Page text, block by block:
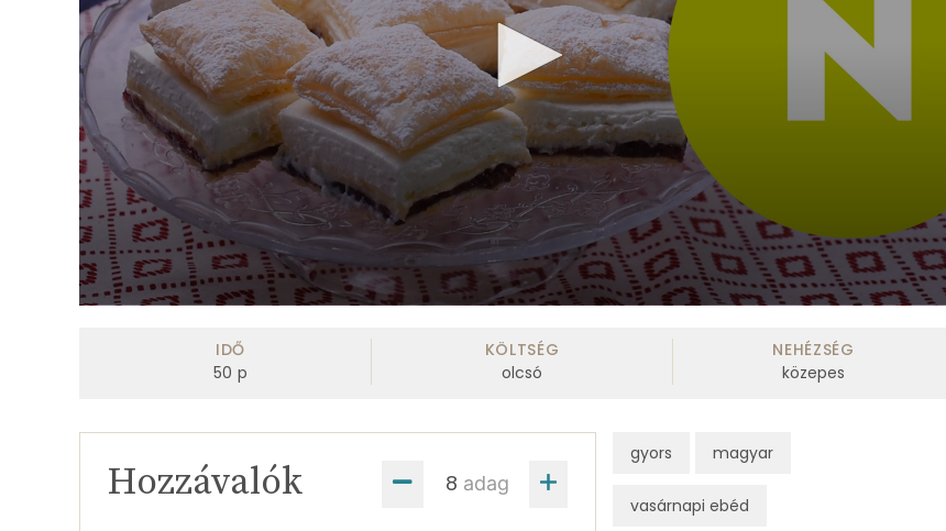
0%
IDŐ
50 p
KÖLTSÉG
olcsó
NEHÉZSÉG
közepes
adag
Hozzávalók
gyors magyar
vasárnapi ebéd